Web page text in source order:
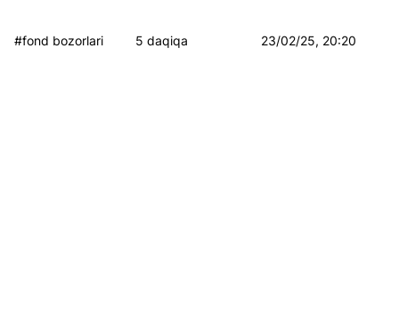
#fond bozorlari 5 daqiqa 23/02/25, 20:20